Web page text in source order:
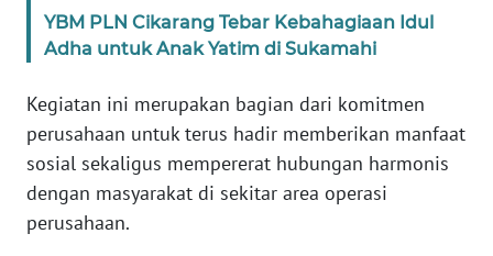
YBM PLN Cikarang Tebar Kebahagiaan Idul
Adha untuk Anak Yatim di Sukamahi
Kegiatan ini merupakan bagian dari komitmen
perusahaan untuk terus hadir memberikan manfaat
sosial sekaligus mempererat hubungan harmonis
dengan masyarakat di sekitar area operasi
perusahaan.
WN
JABAR
WN
BANTEN
WN
NTT